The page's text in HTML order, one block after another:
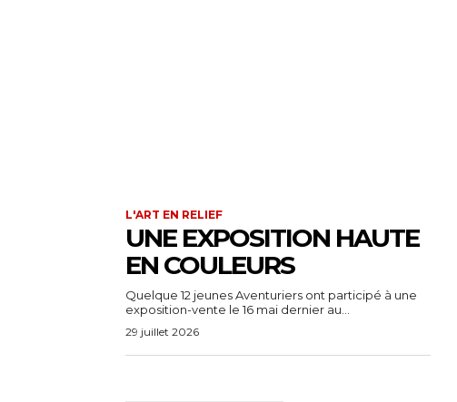
L'ART EN RELIEF
UNE EXPOSITION HAUTE
EN COULEURS
Quelque 12 jeunes Aventuriers ont participé à une
exposition-vente le 16 mai dernier au...
29 juillet 2026